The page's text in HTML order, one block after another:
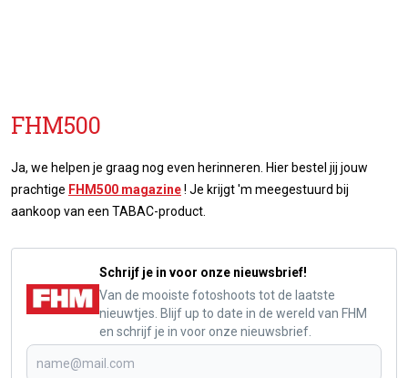
FHM500
Ja, we helpen je graag nog even herinneren. Hier bestel jij jouw
prachtige FHM500 magazine! Je krijgt 'm meegestuurd bij
aankoop van een TABAC-product.
Schrijf je in voor onze nieuwsbrief!
Van de mooiste fotoshoots tot de laatste
nieuwtjes. Blijf up to date in de wereld van FHM
en schrijf je in voor onze nieuwsbrief.